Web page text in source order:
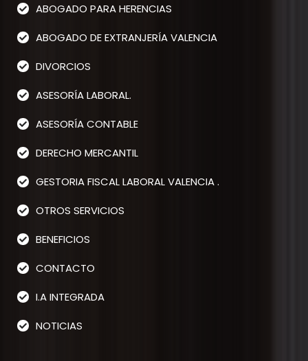
ABOGADO PARA HERENCIAS
ABOGADO DE EXTRANJERÍA VALENCIA
DIVORCIOS
ASESORÍA LABORAL.
ASESORÍA CONTABLE
DERECHO MERCANTIL
GESTORIA FISCAL LABORAL VALENCIA .
OTROS SERVICIOS
BENEFICIOS
CONTACTO
I.A INTEGRADA
NOTICIAS